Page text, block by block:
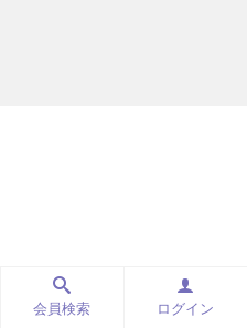
会員検索 ログイン